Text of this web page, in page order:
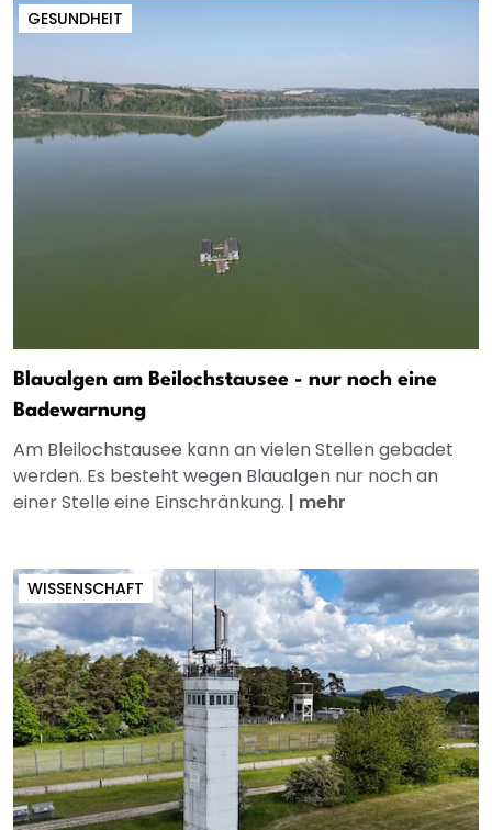
GESUNDHEIT
Blaualgen am Beilochstausee - nur noch eine
Badewarnung
Am Bleilochstausee kann an vielen Stellen gebadet
werden. Es besteht wegen Blaualgen nur noch an
einer Stelle eine Einschränkung. | mehr
WISSENSCHAFT